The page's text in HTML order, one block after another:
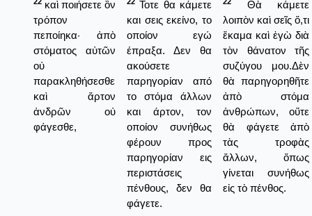
καὶ ποιήσετε ὃν
τρόπον
πεποίηκα· ἀπὸ
στόματος αὐτῶν
οὐ
παρακληθήσεσθε
καὶ ἄρτον
ἀνδρῶν οὐ
φάγεσθε,
Τοτε θα κάμετε
και σεις εκείνο, το
οποίον εγώ
έπραξα. Δεν θα
ακούσετε
παρηγορίαν από
το στόμα άλλων
και άρτον, τον
οποίον συνήθως
φέρουν προς
παρηγορίαν εις
περιστάσεις
πένθους, δεν θα
φάγετε.
Θὰ κάμετε
λοιπὸν καὶ σεῖς ὅ,τι
ἔκαμα καὶ ἐγὼ διὰ
τὸν θάνατον τῆς
συζύγου μου.Δὲν
θὰ παρηγορηθῆτε
ἀπὸ στόμα
ἀνθρώπων, οὔτε
θὰ φάγετε ἀπὸ
τὰς τροφὰς
ἄλλων, ὅπως
γίνεται συνήθως
εἰς τὸ πένθος.